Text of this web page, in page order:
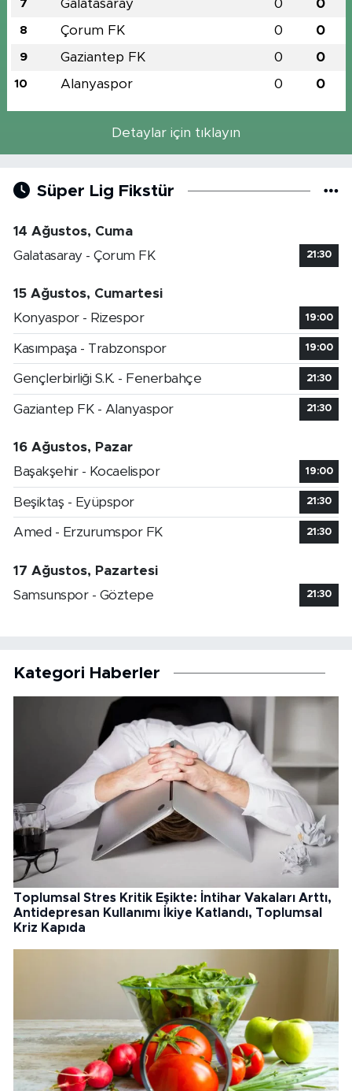
7 Galatasaray 0 0
8 Çorum FK 0 0
9 Gaziantep FK 0 0
10 Alanyaspor 0 0
Detaylar için tıklayın
Süper Lig Fikstür
14 Ağustos, Cuma
Galatasaray - Çorum FK
21:30
15 Ağustos, Cumartesi
Konyaspor - Rizespor
19:00
Kasımpaşa - Trabzonspor 19:00
Gençlerbirliği S.K. - Fenerbahçe 21:30
Gaziantep FK - Alanyaspor 21:30
16 Ağustos, Pazar
Başakşehir - Kocaelispor
19:00
Beşiktaş - Eyüpspor 21:30
Amed - Erzurumspor FK 21:30
17 Ağustos, Pazartesi
Samsunspor - Göztepe
21:30
Kategori Haberler
Toplumsal Stres Kritik Eşikte: İntihar Vakaları Arttı,
Antidepresan Kullanımı İkiye Katlandı, Toplumsal
Kriz Kapıda